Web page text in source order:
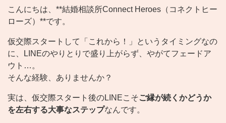
こんにちは、**結婚相談所Connect Heroes（コネクトヒー
ローズ）**です。
仮交際スタートして「これから！」というタイミングなの
に、LINEのやりとりで盛り上がらず、やがてフェードア
ウト…。
そんな経験、ありませんか？
実は、仮交際スタート後のLINEこそご縁が続くかどうか
を左右する大事なステップなんです。